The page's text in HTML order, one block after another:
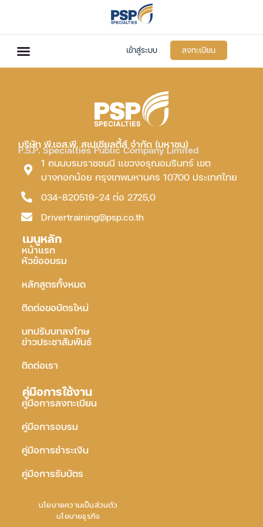
เข้าสู่ระบบ ลงทะเบียน
บริษัท พี.เอส.พี. สเปเชียลตี้ส์ จำกัด (มหาชน)
P.S.P. Specialties Public Company Limited
1 ถนนบรมราชชนนี แขวงอรุณอมรินทร์ เขต
บางกอกน้อย กรุงเทพมหานคร 10700 ประเทศไทย
034-820519-24 ต่อ 2725,0
Drivertraining@psp.co.th
เมนูหลัก
หน้าแรก
หัวข้ออบรม
หลักสูตรทั้งหมด
ติดต่อขอบัตรใหม่
บทปรับบทลงโทษ
ข่าวประชาสัมพันธ์
ติดต่อเรา
คู่มือการใช้งาน
คู่มือการลงทะเบียน
คู่มือการอบรม
คู่มือการชำระเงิน
คู่มือการรับบัตร
นโยบายความเป็นส่วนตัว
นโยบายธุรกิจ